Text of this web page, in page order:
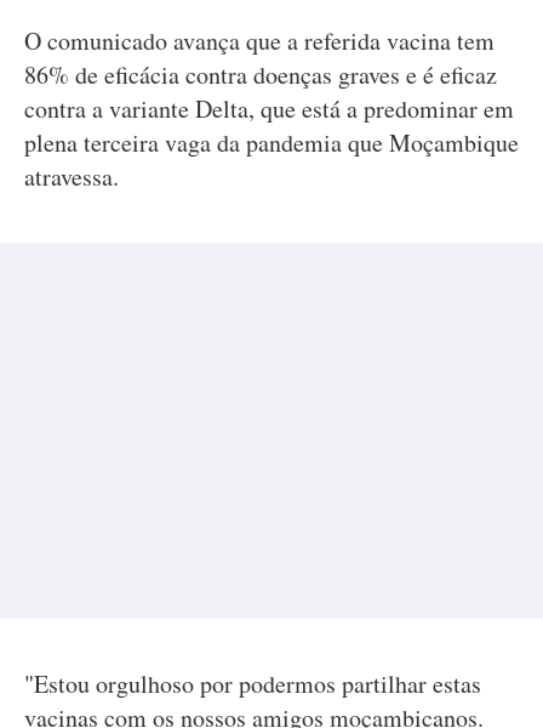
O comunicado avança que a referida vacina tem
86% de eficácia contra doenças graves e é eficaz
contra a variante Delta, que está a predominar em
plena terceira vaga da pandemia que Moçambique
atravessa.
"Estou orgulhoso por podermos partilhar estas
vacinas com os nossos amigos moçambicanos.